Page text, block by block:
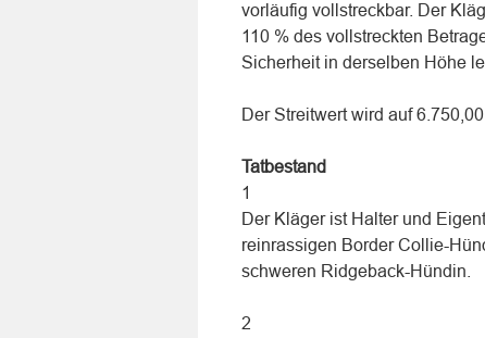
vorläufig vollstreckbar. Der
110 % des vollstreckten
Sicherheit in derselben Höhe
Der Streitwert wird auf
Tatbestand
1
Der Kläger ist Halter und
reinrassigen Border Collie-
schweren Ridgeback-Hündin.
2